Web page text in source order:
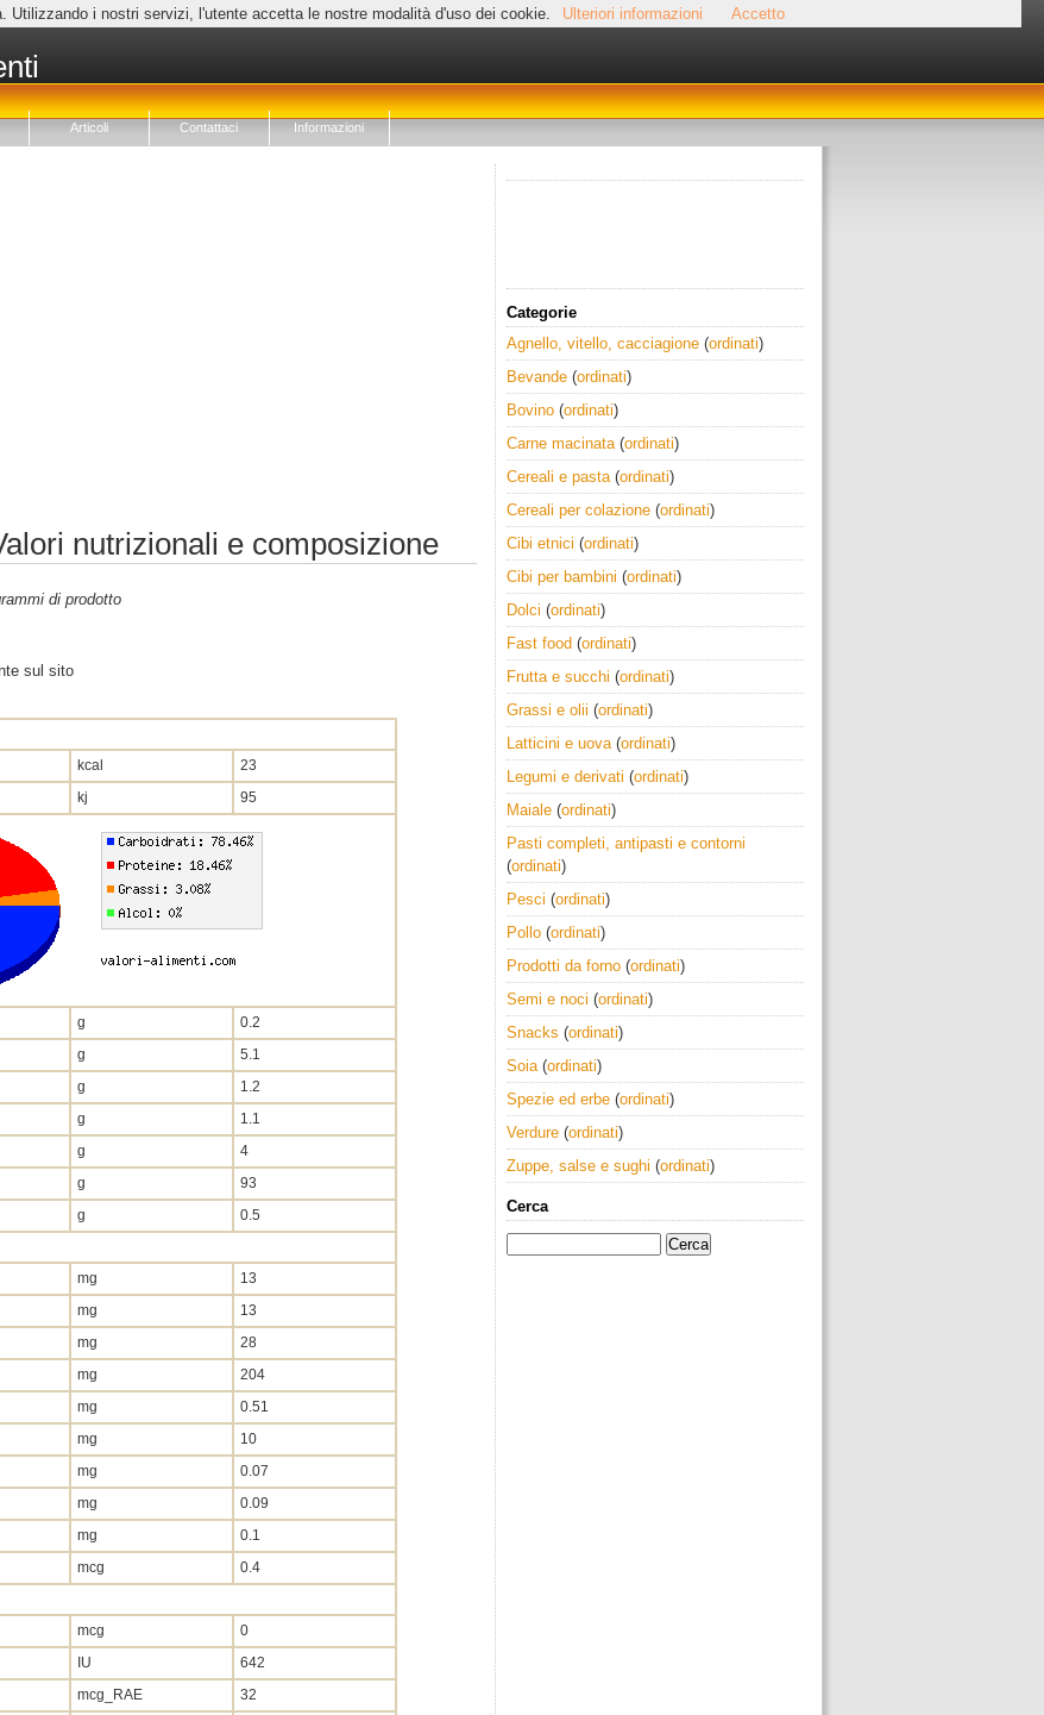
Utilizzando i nostri servizi, l'utente accetta le nostre modalità d'uso dei cookie. Ulteriori informazioni Accetto
Articoli Contattaci Informazioni
nutrizionali e composizione
di prodotto
sul sito
kcal 23
kj 95
g 0.2
g 5.1
g 1.2
g 1.1
g 4
g 93
g
0.5
mg 13
mg 13
mg 28
mg 204
mg 0.51
mg 10
mg 0.07
mg 0.09
mg 0.1
mcg
0.4
mcg 0
IU 642
mcg_RAE 32
Categorie
Agnello, vitello, cacciagione (ordinati)
Bevande (ordinati)
Bovino (ordinati)
Carne macinata(ordinati)
Cereali e pasta(ordinati)
Cereali per colazione (ordinati)
Cibi etnici (ordinati)
Cibi per bambini (ordinati)
Dolci (ordinati)
Fast food (ordinati)
Frutta e succhi (ordinati)
Grassi e olii (ordinati)
Latticini e uova(ordinati)
Legumi e derivati (ordinati)
Maiale (ordinati)
Pasti completi, antipasti e contorni
(ordinati)
Pesci (ordinati)
Pollo (ordinati)
Prodotti da forno (ordinati)
Semi e noci (ordinati)
Snacks (ordinati)
Soia(ordinati)
Spezie ed erbe (ordinati)
Verdure (ordinati)
Zuppe, salse e sughi (ordinati)
Cerca